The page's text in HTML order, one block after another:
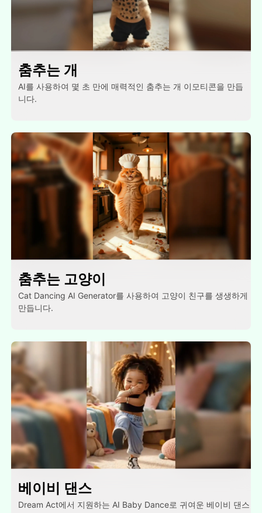
춤추는 개
AI를 사용하여 몇 초 만에 매력적인 춤추는 개 이모티콘을 만듭
니다.
춤추는 고양이
Cat Dancing AI Generator를 사용하여 고양이 친구를 생생하게
만듭니다.
베이비 댄스
Dream Act에서 지원하는 AI Baby Dance로 귀여운 베이비 댄스